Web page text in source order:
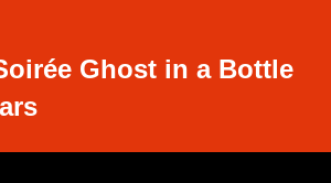
Ghost in a Bottle